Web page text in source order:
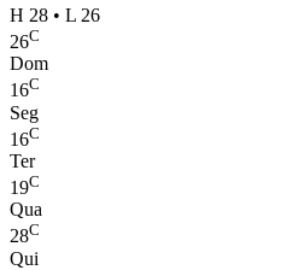
H 28 • L 26
26C
Dom
16C
Seg
16C
Ter
19C
Qua
28C
Qui